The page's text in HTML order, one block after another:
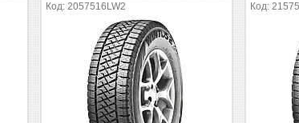
2057516LW2